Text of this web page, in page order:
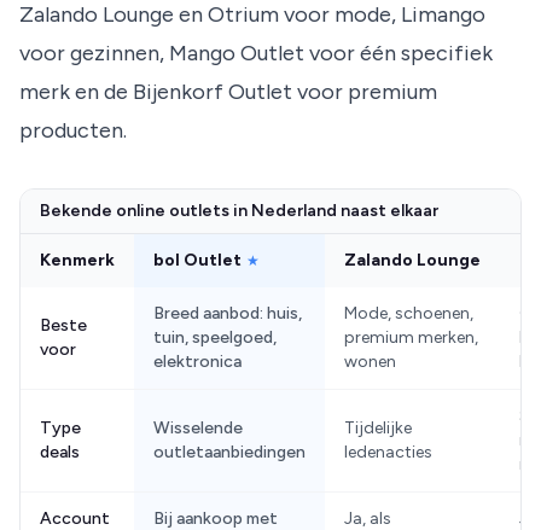
Zalando Lounge en Otrium voor mode, Limango
voor gezinnen, Mango Outlet voor één specifiek
merk en de Bijenkorf Outlet voor premium
producten.
Bekende online outlets in Nederland naast elkaar
Kenmerk bol Outlet ★ Zalando Lounge
Beste
voor
Breed aanbod: huis,
tuin, speelgoed,
elektronica
Mode, schoenen,
premium merken,
wonen
Type
deals
Wisselende
outletaanbiedingen
Tijdelijke
ledenacties
Account
Bij aankoop met
Ja, als